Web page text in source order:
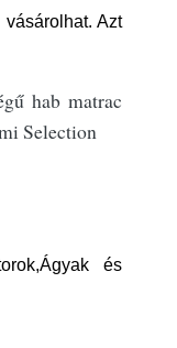
Azt
hab matrac
Selection
és